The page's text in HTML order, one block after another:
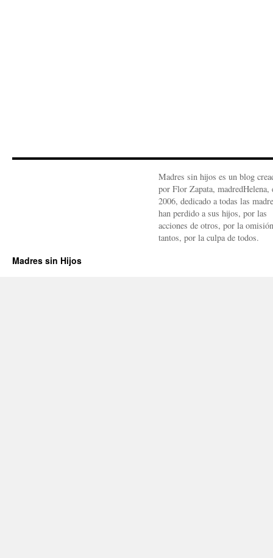
Madres sin hijos es un blog
por Flor Zapata, madredHelena,
2006, dedicado a todas las
han perdido a sus hijos, por las
acciones de otros, por la
tantos, por la culpa de todos.
Madres sin Hijos